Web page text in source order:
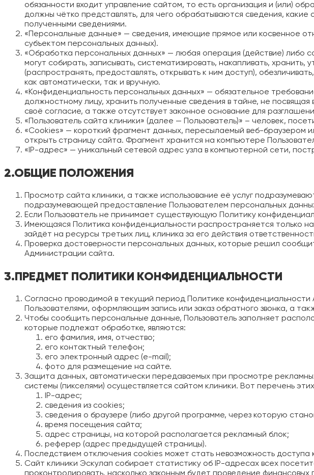
обязанности входит управление сайтом, то есть организация и (или)
должны чётко представлять, для чего обрабатываются сведения,
полученными сведениями.
«Персональные данные» — сведения, имеющие прямое или косвенное
субъектом персональных данных).
«Обработка персональных данных» — любая операция (действие) либо
могут собирать, записывать, систематизировать, накапливать, хранить,
(распространять, предоставлять, открывать к ним доступ),
как автоматически, так и вручную.
«Конфиденциальность персональных данных» — обязательное
должностному лицу, хранить полученные сведения в тайне, не
своё согласие, а также отсутствует законное основание для
«Пользователь сайта клиники» (далее — Пользователь)» – человек,
«Cookies» — короткий фрагмент данных, пересылаемый веб-браузером
открыть страницу сайта. Фрагмент хранится на компьютере
«IP-адрес» — уникальный сетевой адрес узла в компьютерной сети,
2.ОБЩИЕ ПОЛОЖЕНИЯ
Просмотр сайта клиники, а также использование её услуг
подразумевающей предоставление Пользователем персональных
Если Пользователь не принимает существующую Политику
Имеющаяся Политика конфиденциальности распространяется только
зайдёт на ресурсы третьих лиц, клиника за его действия
Проверка достоверности персональных данных, которые решил
Администрации сайта.
3.ПРЕДМЕТ ПОЛИТИКИ КОНФИДЕНЦИАЛЬНОСТИ
Согласно проводимой в текущий период Политике
Пользователями, оформляющим запись или заказ обратного звонка, а
Чтобы сообщить персональные данные, Пользователь заполняет
которые подлежат обработке, являются:
его фамилия, имя, отчество;
его контактный телефон;
его электронный адрес (e-mail);
фото для размещение на сайте.
Защита данных, автоматически передаваемых при просмотре
системы (пикселями) осуществляется сайтом клиники. Вот перечень
IP-адрес;
сведения из cookies;
сведения о браузере (либо другой программе, через которую
время посещения сайта;
адрес страницы, на которой располагается рекламный блок;
реферер (адрес предыдущей страницы).
Последствием отключения cookies может стать невозможность
Сайт клиники Эскулап собирает статистику об IP-адресах всех
проконтролировать, насколько законным будет проведение финансовых